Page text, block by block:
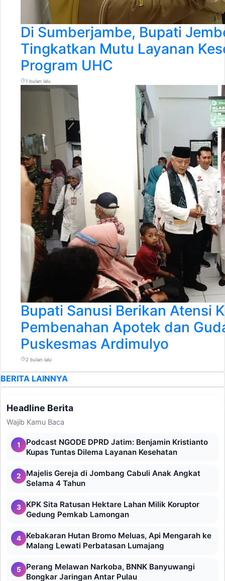
Di Sumberjambe, Bupati
Tingkatkan Mutu Layanan
Program UHC
1 bulan lalu
Bupati Sanusi Berikan Atensi
Pembenahan Apotek dan
Puskesmas Ardimulyo
2 bulan lalu
BERITA LAINNYA
Headline Berita
Wajib Kamu Baca
1
Podcast NGODE DPRD Jatim: Benjamin Kristianto
Kupas Tuntas Dilema Layanan Kesehatan
2
Majelis Gereja di Jombang Cabuli Anak Angkat
Selama 4 Tahun
3
KPK Sita Ratusan Hektare Lahan Milik Koruptor
Gedung Pemkab Lamongan
4
Kebakaran Hutan Bromo Meluas, Api Mengarah ke
Malang Lewati Perbatasan Lumajang
5
Perang Melawan Narkoba, BNNK Banyuwangi
Bongkar Jaringan Antar Pulau